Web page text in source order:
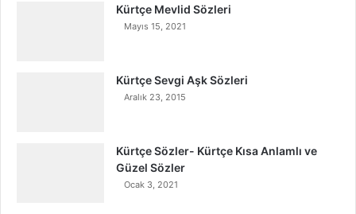
Kürtçe Mevlid Sözleri
Mayıs 15, 2021
Kürtçe Sevgi Aşk Sözleri
Aralık 23, 2015
Kürtçe Sözler- Kürtçe Kısa Anlamlı ve
Güzel Sözler
Ocak 3, 2021